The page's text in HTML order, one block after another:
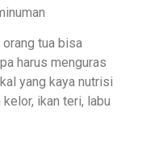
orang tua bisa
harus menguras
yang kaya nutrisi
ikan teri, labu